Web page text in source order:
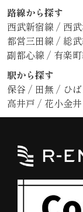
路線から探す
西武新宿線 / 西
都営三田線 / 総
副都心線 / 有楽
駅から探す
保谷 / 田無 / ひ
高井戸 / 花小金井